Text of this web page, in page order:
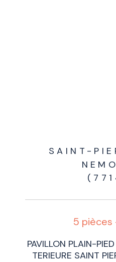
SAINT-
5 pièces
PAVILLON PLAIN-
TERIEURE SAINT